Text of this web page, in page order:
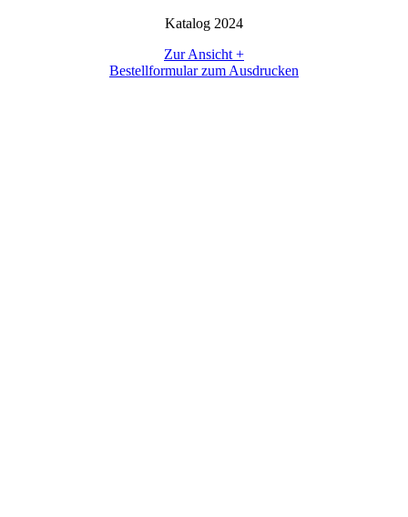
Katalog 2024
Zur Ansicht +
Bestellformular zum Ausdrucken